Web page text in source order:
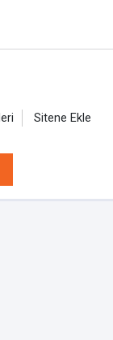
Sitene Ekle